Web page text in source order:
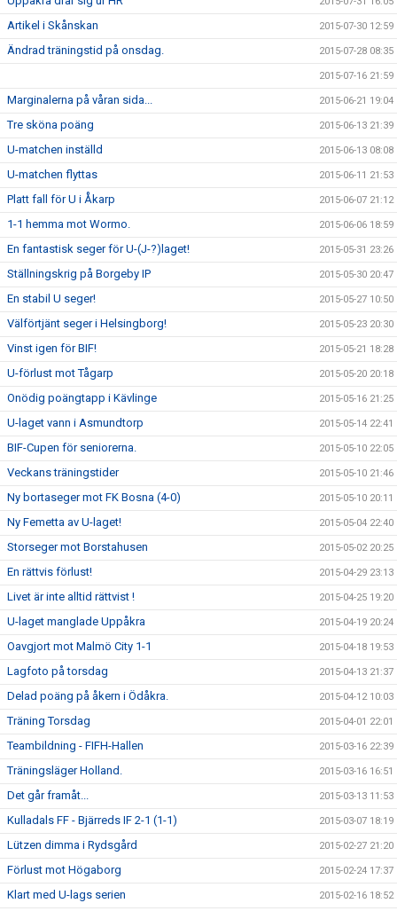
Artikel i Skånskan 2015-07-30 12:59
Ändrad träningstid på onsdag. 2015-07-28 08:35
2015-07-16 21:59
Marginalerna på våran sida... 2015-06-21 19:04
Tre sköna poäng 2015-06-13 21:39
U-matchen inställd 2015-06-13 08:08
U-matchen flyttas 2015-06-11 21:53
Platt fall för U i Åkarp 2015-06-07 21:12
1-1 hemma mot Wormo. 2015-06-06 18:59
En fantastisk seger för U-(J-?)laget! 2015-05-31 23:26
Ställningskrig på Borgeby IP 2015-05-30 20:47
En stabil U seger! 2015-05-27 10:50
Välförtjänt seger i Helsingborg! 2015-05-23 20:30
Vinst igen för BIF! 2015-05-21 18:28
U-förlust mot Tågarp 2015-05-20 20:18
Onödig poängtapp i Kävlinge 2015-05-16 21:25
U-laget vann i Asmundtorp 2015-05-14 22:41
BIF-Cupen för seniorerna. 2015-05-10 22:05
Veckans träningstider 2015-05-10 21:46
Ny bortaseger mot FK Bosna (4-0) 2015-05-10 20:11
Ny Femetta av U-laget! 2015-05-04 22:40
Storseger mot Borstahusen 2015-05-02 20:25
En rättvis förlust! 2015-04-29 23:13
Livet är inte alltid rättvist ! 2015-04-25 19:20
U-laget manglade Uppåkra 2015-04-19 20:24
Oavgjort mot Malmö City 1-1 2015-04-18 19:53
Lagfoto på torsdag 2015-04-13 21:37
Delad poäng på åkern i Ödåkra. 2015-04-12 10:03
Träning Torsdag 2015-04-01 22:01
Teambildning - FIFH-Hallen 2015-03-16 22:39
Träningsläger Holland. 2015-03-16 16:51
Det går framåt... 2015-03-13 11:53
Kulladals FF - Bjärreds IF 2-1 (1-1) 2015-03-07 18:19
Lützen dimma i Rydsgård 2015-02-27 21:20
Förlust mot Högaborg 2015-02-24 17:37
Klart med U-lags serien 2015-02-16 18:52